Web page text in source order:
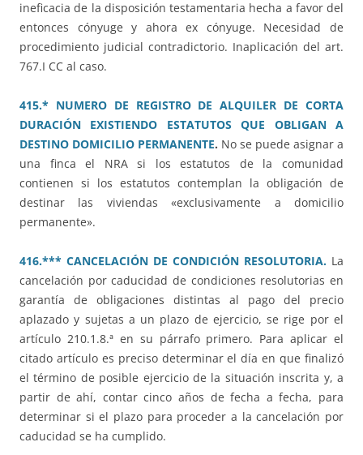
ineficacia de la disposición testamentaria hecha a favor del
entonces cónyuge y ahora ex cónyuge. Necesidad de
procedimiento judicial contradictorio. Inaplicación del art.
767.I CC al caso.
415.* NUMERO DE REGISTRO DE ALQUILER DE CORTA
DURACIÓN EXISTIENDO ESTATUTOS QUE OBLIGAN A
DESTINO DOMICILIO PERMANENTE. No se puede asignar a
una finca el NRA si los estatutos de la comunidad
contienen si los estatutos contemplan la obligación de
destinar las viviendas «exclusivamente a domicilio
permanente».
416.*** CANCELACIÓN DE CONDICIÓN RESOLUTORIA. La
cancelación por caducidad de condiciones resolutorias en
garantía de obligaciones distintas al pago del precio
aplazado y sujetas a un plazo de ejercicio, se rige por el
artículo 210.1.8.ª en su párrafo primero. Para aplicar el
citado artículo es preciso determinar el día en que finalizó
el término de posible ejercicio de la situación inscrita y, a
partir de ahí, contar cinco años de fecha a fecha, para
determinar si el plazo para proceder a la cancelación por
caducidad se ha cumplido.